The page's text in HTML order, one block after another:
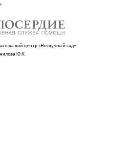
центр «Нескучный сад»
Ю.К.